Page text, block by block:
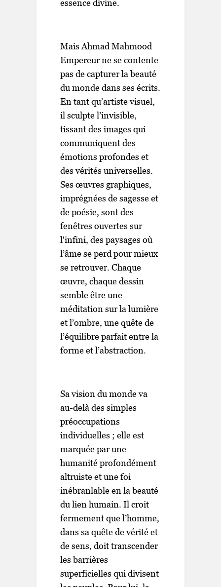
essence divine.
Mais Ahmad Mahmood
Empereur ne se contente
pas de capturer la beauté
du monde dans ses écrits.
En tant qu’artiste visuel,
il sculpte l’invisible,
tissant des images qui
communiquent des
émotions profondes et
des vérités universelles.
Ses œuvres graphiques,
imprégnées de sagesse et
de poésie, sont des
fenêtres ouvertes sur
l'infini, des paysages où
l’âme se perd pour mieux
se retrouver. Chaque
œuvre, chaque dessin
semble être une
méditation sur la lumière
et l’ombre, une quête de
l’équilibre parfait entre la
forme et l’abstraction.
Sa vision du monde va
au-delà des simples
préoccupations
individuelles ; elle est
marquée par une
humanité profondément
altruiste et une foi
inébranlable en la beauté
du lien humain. Il croit
fermement que l’homme,
dans sa quête de vérité et
de sens, doit transcender
les barrières
superficielles qui divisent